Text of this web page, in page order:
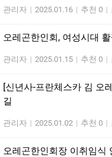
관리자 | 2025.01.16 | 추천 0 |
오레곤한인회, 여성시대
관리자 | 2025.01.15 | 추천 0 |
[신년사-프란체스카 김 오
길
관리자 | 2025.01.02 | 추천 0 |
오레곤한인회장 이취임식